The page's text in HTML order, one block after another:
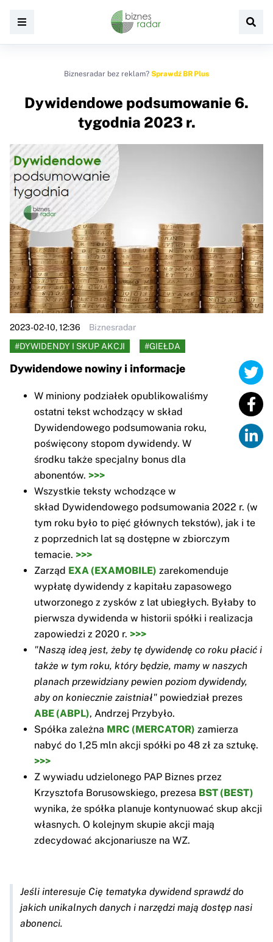
Biznesradar bez reklam? Sprawdź BR Plus
Dywidendowe podsumowanie 6.
tygodnia 2023 r.
2023-02-10, 12:36
Biznesradar
#DYWIDENDY I SKUP AKCJI
#GIEŁDA
Dywidendowe nowiny i informacje
W miniony podziałek opublikowaliśmy
ostatni tekst wchodzący w skład
Dywidendowego podsumowania roku,
poświęcony stopom dywidendy. W
środku także specjalny bonus dla
abonentów. >>>
Wszystkie teksty wchodzące w
skład Dywidendowego podsumowania 2022 r. (w
tym roku było to pięć głównych tekstów), jak i te
z poprzednich lat są dostępne w zbiorczym
temacie. >>>
Zarząd EXA (EXAMOBILE) zarekomenduje
wypłatę dywidendy z kapitału zapasowego
utworzonego z zysków z lat ubiegłych. Byłaby to
pierwsza dywidenda w historii spółki i realizacja
zapowiedzi z 2020 r. >>>
"Naszą ideą jest, żeby tę dywidendę co roku płacić i
także w tym roku, który będzie, mamy w naszych
planach przewidziany pewien poziom dywidendy,
aby on koniecznie zaistniał" powiedział prezes
ABE (ABPL), Andrzej Przybyło.
Spółka zależna MRC (MERCATOR) zamierza
nabyć do 1,25 mln akcji spółki po 48 zł za sztukę.
>>>
Z wywiadu udzielonego PAP Biznes przez
Krzysztofa Borusowskiego, prezesa BST (BEST)
wynika, że spółka planuje kontynuować skup akcji
własnych. O kolejnym skupie akcji mają
zdecydować akcjonariusze na WZ.
Jeśli interesuje Cię tematyka dywidend sprawdź do
jakich unikalnych danych i narzędzi mają dostęp nasi
abonenci.